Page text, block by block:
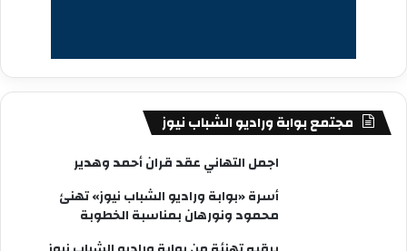
مجتمع بوابة وراديو الشباب نيوز
اجمل التهاني عقد قران أحمد وهدير
أسرة «بوابة وراديو الشباب نيوز» تهنئ
محمود ونورهان بمناسبة الخطوبة